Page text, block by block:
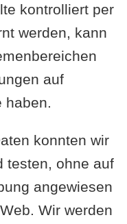
kontrolliert per
werden, kann
auf
haben.
konnten wir
testen, ohne auf
angewiesen
Wir werden